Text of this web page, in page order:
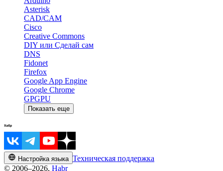
Asterisk
CAD/CAM
Cisco
Creative Commons
DIY или Сделай сам
DNS
Fidonet
Firefox
Google App Engine
Google Chrome
GPGPU
Показать еще
Настройка языка Техническая поддержка
© 2006–2026, Habr